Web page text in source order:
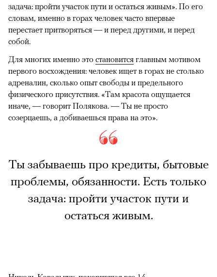
задача: пройти участок пути и остаться живым». По его
словам, именно в горах человек часто впервые
перестает притворяться — и перед другими, и перед
собой.
Для многих именно это становится главным мотивом
первого восхождения: человек ищет в горах не столько
адреналин, сколько опыт свободы и предельного
физического присутствия. «Там красота ощущается
иначе, — говорит Полякова. — Ты не просто
созерцаешь, а добиваешься права на это».
Ты забываешь про кредиты, бытовые
проблемы, обязанности. Есть только
задача: пройти участок пути и
остаться живым.